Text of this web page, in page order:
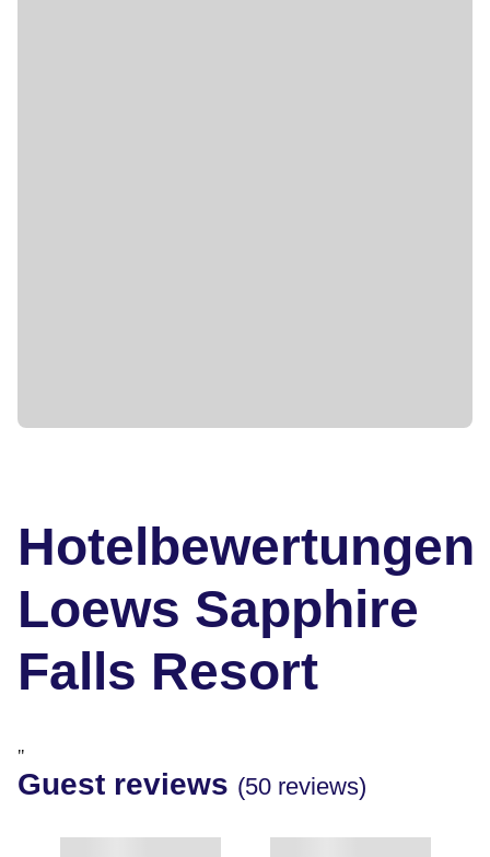
Hotelbewertungen
Loews Sapphire
Falls Resort
"
Guest reviews (50 reviews)